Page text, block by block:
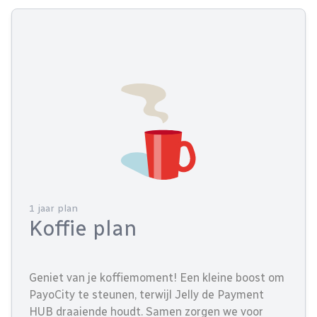
1 jaar plan
Koffie plan
Geniet van je koffiemoment! Een kleine boost om
PayoCity te steunen, terwijl Jelly de Payment
HUB draaiende houdt. Samen zorgen we voor